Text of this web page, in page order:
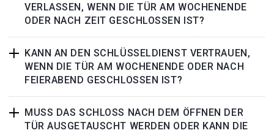
VERLASSEN, WENN DIE TÜR AM WOCHENENDE
ODER NACH ZEIT GESCHLOSSEN IST?
KANN AN DEN SCHLÜSSELDIENST VERTRAUEN,
WENN DIE TÜR AM WOCHENENDE ODER NACH
FEIERABEND GESCHLOSSEN IST?
MUSS DAS SCHLOSS NACH DEM ÖFFNEN DER
TÜR AUSGETAUSCHT WERDEN ODER KANN DIE